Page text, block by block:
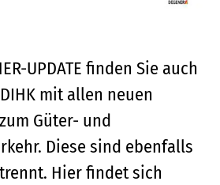
UPDATE finden Sie auch
mit allen neuen
Güter- und
Diese sind ebenfalls
Hier findet sich